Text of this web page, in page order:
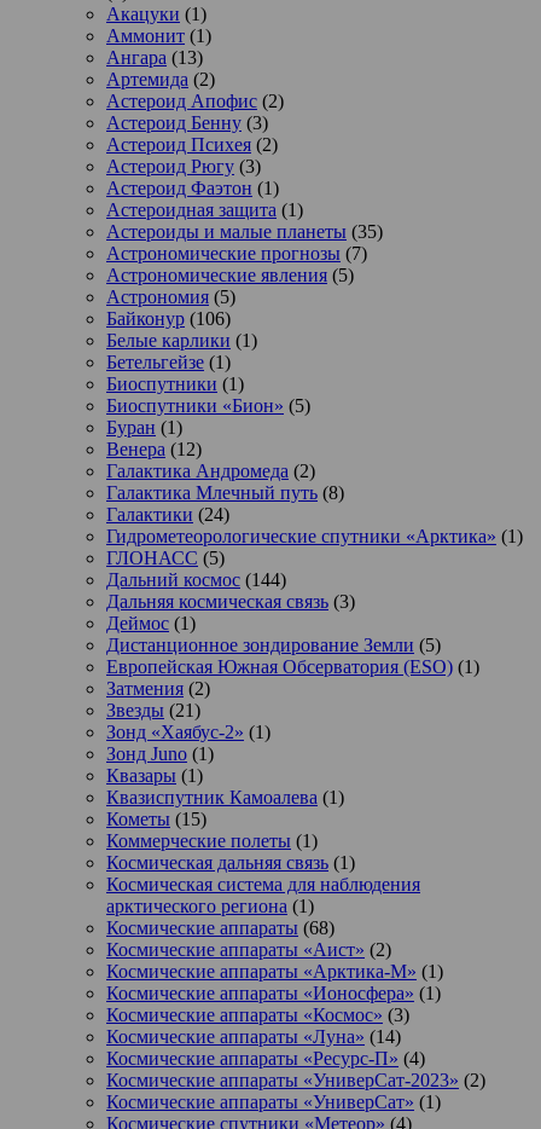
Акацуки (1)
Аммонит (1)
Ангара (13)
Артемида (2)
Астероид Апофис (2)
Астероид Бенну (3)
Астероид Психея (2)
Астероид Рюгу (3)
Астероид Фаэтон (1)
Астероидная защита (1)
Астероиды и малые планеты (35)
Астрономические прогнозы (7)
Астрономические явления (5)
Астрономия (5)
Байконур (106)
Белые карлики (1)
Бетельгейзе (1)
Биоспутники (1)
Биоспутники «Бион» (5)
Буран (1)
Венера (12)
Галактика Андромеда (2)
Галактика Млечный путь (8)
Галактики (24)
Гидрометеорологические спутники «Арктика» (1)
ГЛОНАСС (5)
Дальний космос (144)
Дальняя космическая связь (3)
Деймос (1)
Дистанционное зондирование Земли (5)
Европейская Южная Обсерватория (ESO) (1)
Затмения (2)
Звезды (21)
Зонд «Хаябус-2» (1)
Зонд Juno (1)
Квазары (1)
Квазиспутник Камоалева (1)
Кометы (15)
Коммерческие полеты (1)
Космическая дальняя связь (1)
Космическая система для наблюдения
арктического региона (1)
Космические аппараты (68)
Космические аппараты «Аист» (2)
Космические аппараты «Арктика-М» (1)
Космические аппараты «Ионосфера» (1)
Космические аппараты «Космос» (3)
Космические аппараты «Луна» (14)
Космические аппараты «Ресурс-П» (4)
Космические аппараты «УниверСат-2023» (2)
Космические аппараты «УниверСат» (1)
Космические спутники «Метеор» (4)